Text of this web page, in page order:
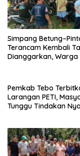
Simpang
Terancam Kembali
Dianggarkan, Warga
Pemkab Tebo
Larangan PETI,
Tunggu Tindakan